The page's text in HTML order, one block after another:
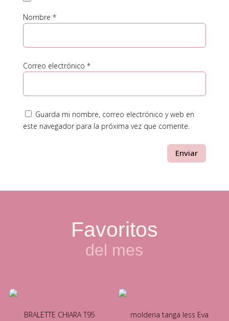
Nombre *
Correo electrónico *
Guarda mi nombre, correo electrónico y web en
este navegador para la próxima vez que comente.
Enviar
Favoritos
del mes
BRALETTE CHIARA T95 molderia tanga less Eva